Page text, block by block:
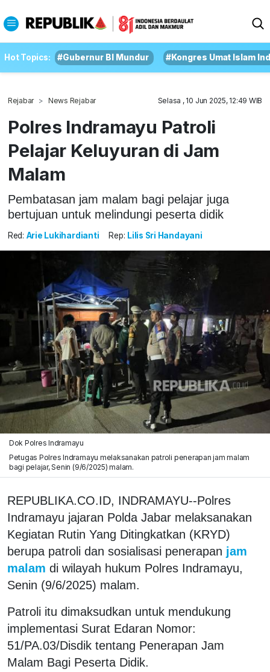
Hot Topics: #Gubernur BI Mundur #Kongres Umat Islam
Rejabar News Rejabar Selasa , 10 Jun 2025, 12:49 WIB
Polres Indramayu Patroli
Pelajar Keluyuran di Jam
Malam
Pembatasan jam malam bagi pelajar juga
bertujuan untuk melindungi peserta didik
Red: Arie Lukihardianti Rep: Lilis Sri Handayani
Dok Polres Indramayu
Petugas Polres Indramayu melaksanakan patroli penerapan jam malam
bagi pelajar, Senin (9/6/2025) malam.
REPUBLIKA.CO.ID, INDRAMAYU--Polres
Indramayu jajaran Polda Jabar melaksanakan
Kegiatan Rutin Yang Ditingkatkan (KRYD)
berupa patroli dan sosialisasi penerapan jam
malam di wilayah hukum Polres Indramayu,
Senin (9/6/2025) malam.
Patroli itu dimaksudkan untuk mendukung
implementasi Surat Edaran Nomor:
51/PA.03/Disdik tentang Penerapan Jam
Malam Bagi Peserta Didik.